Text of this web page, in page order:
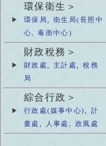
環保衛生＞
環保局, 衛生局(長照中
心, 毒衛中心)
財政稅務＞
財政處, 主計處, 稅務
局
綜合行政＞
行政處(媒事中心), 計
畫處, 人事處, 政風處